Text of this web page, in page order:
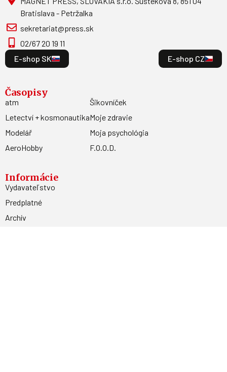
Bratislava - Petržalka
sekretariat@press.sk
02/67 20 19 11
E-shop SK
E-shop CZ
Časopisy
atm
Letectví + kosmonautika
Modelář
AeroHobby
Šikovníček
Moje zdravie
Moja psychológia
F.O.O.D.
Informácie
Vydavateľstvo
Predplatné
Archív